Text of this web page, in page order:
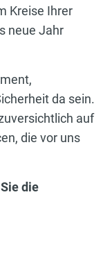
Kreise Ihrer
neue Jahr
da sein.
auf
die vor uns
die